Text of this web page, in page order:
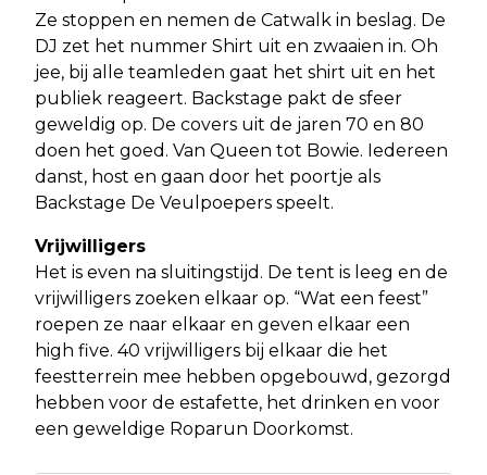
Ze stoppen en nemen de Catwalk in beslag. De
DJ zet het nummer Shirt uit en zwaaien in. Oh
jee, bij alle teamleden gaat het shirt uit en het
publiek reageert. Backstage pakt de sfeer
geweldig op. De covers uit de jaren 70 en 80
doen het goed. Van Queen tot Bowie. Iedereen
danst, host en gaan door het poortje als
Backstage De Veulpoepers speelt.
Vrijwilligers
Het is even na sluitingstijd. De tent is leeg en de
vrijwilligers zoeken elkaar op. “Wat een feest”
roepen ze naar elkaar en geven elkaar een
high five. 40 vrijwilligers bij elkaar die het
feestterrein mee hebben opgebouwd, gezorgd
hebben voor de estafette, het drinken en voor
een geweldige Roparun Doorkomst.